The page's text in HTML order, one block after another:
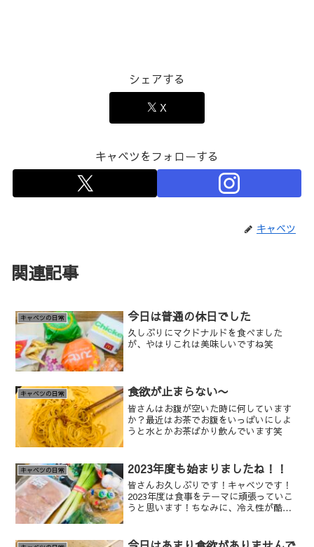
シェアする
X
キャベツをフォローする
キャベツ
関連記事
キャベツの日常 今日は普通の休日でした
久しぶりにマクドナルドを食べました
が、やはりこれは美味しいですね笑
キャベツの日常 食欲が止まらない〜
皆さんはお腹が空いた時に何しています
か？最近はお茶でお腹をいっぱいにしよ
うと水とかお茶ばかり飲んでいます笑
キャベツの日常 2023年度も始まりましたね！！
皆さんお久しぶりです！キャベツです！
2023年度は食事をテーマに頑張っていこ
うと思います！ちなみに、冷え性が酷い